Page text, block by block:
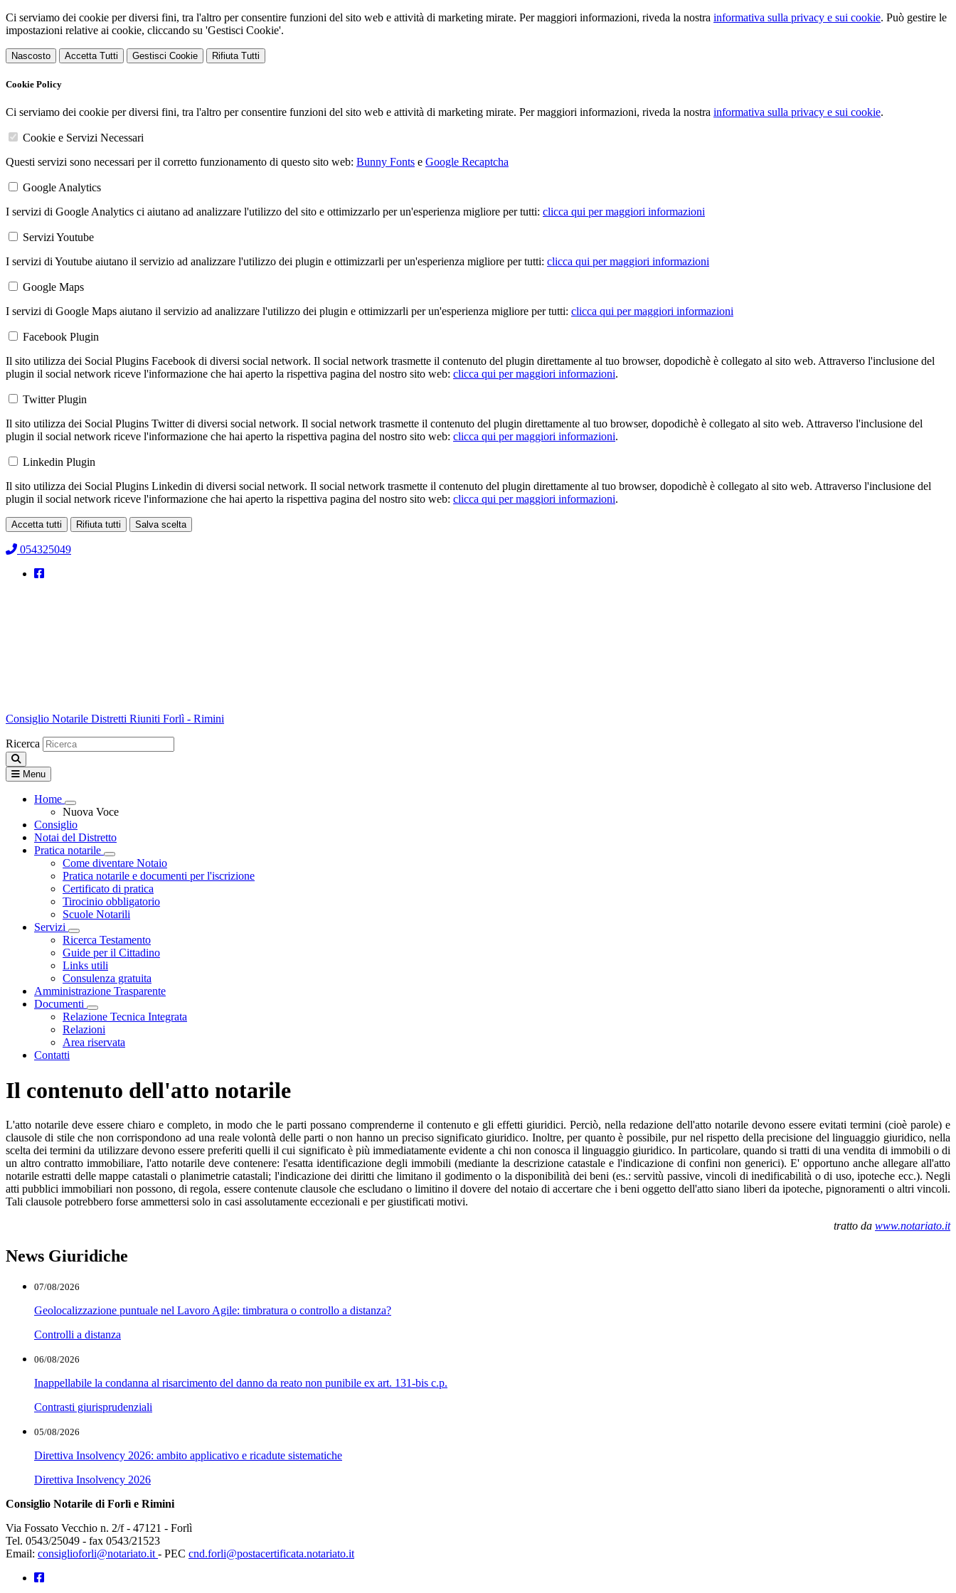
Ci serviamo dei cookie per diversi fini, tra l'altro per consentire funzioni del sito web e attività di marketing mirate. Per maggiori informazioni, riveda la nostra informativa sulla privacy e sui cookie. Può gestire le
impostazioni relative ai cookie, cliccando su 'Gestisci Cookie'.
Nascosto Accetta Tutti Gestisci Cookie Rifiuta Tutti
Cookie Policy
Ci serviamo dei cookie per diversi fini, tra l'altro per consentire funzioni del sito web e attività di marketing mirate. Per maggiori informazioni, riveda la nostra informativa sulla privacy e sui cookie.
Cookie e Servizi Necessari
Questi servizi sono necessari per il corretto funzionamento di questo sito web: Bunny Fonts e Google Recaptcha
Google Analytics
I servizi di Google Analytics ci aiutano ad analizzare l'utilizzo del sito e ottimizzarlo per un'esperienza migliore per tutti: clicca qui per maggiori informazioni
Servizi Youtube
I servizi di Youtube aiutano il servizio ad analizzare l'utilizzo dei plugin e ottimizzarli per un'esperienza migliore per tutti: clicca qui per maggiori informazioni
Google Maps
I servizi di Google Maps aiutano il servizio ad analizzare l'utilizzo dei plugin e ottimizzarli per un'esperienza migliore per tutti: clicca qui per maggiori informazioni
Facebook Plugin
Il sito utilizza dei Social Plugins Facebook di diversi social network. Il social network trasmette il contenuto del plugin direttamente al tuo browser, dopodichè è collegato al sito web. Attraverso l'inclusione del
plugin il social network riceve l'informazione che hai aperto la rispettiva pagina del nostro sito web: clicca qui per maggiori informazioni.
Twitter Plugin
Il sito utilizza dei Social Plugins Twitter di diversi social network. Il social network trasmette il contenuto del plugin direttamente al tuo browser, dopodichè è collegato al sito web. Attraverso l'inclusione del
plugin il social network riceve l'informazione che hai aperto la rispettiva pagina del nostro sito web: clicca qui per maggiori informazioni.
Linkedin Plugin
Il sito utilizza dei Social Plugins Linkedin di diversi social network. Il social network trasmette il contenuto del plugin direttamente al tuo browser, dopodichè è collegato al sito web. Attraverso l'inclusione del
plugin il social network riceve l'informazione che hai aperto la rispettiva pagina del nostro sito web: clicca qui per maggiori informazioni.
Accetta tutti Rifiuta tutti Salva scelta
054325049
Consiglio Notarile Distretti Riuniti Forlì - Rimini
Ricerca
Menu
Home
Visualizza menù di secondo livello
Nuova Voce
Consiglio
Notai del Distretto
Pratica notarile
Visualizza menù di secondo livello
Come diventare Notaio
Pratica notarile e documenti per l'iscrizione
Certificato di pratica
Tirocinio obbligatorio
Scuole Notarili
Servizi
Visualizza menù di secondo livello
Ricerca Testamento
Guide per il Cittadino
Links utili
Consulenza gratuita
Amministrazione Trasparente
Documenti
Visualizza menù di secondo livello
Relazione Tecnica Integrata
Relazioni
Area riservata
Contatti
Il contenuto dell'atto notarile
L'atto notarile deve essere chiaro e completo, in modo che le parti possano comprenderne il contenuto e gli effetti giuridici. Perciò, nella redazione dell'atto notarile devono essere evitati termini (cioè parole) e
clausole di stile che non corrispondono ad una reale volontà delle parti o non hanno un preciso significato giuridico. Inoltre, per quanto è possibile, pur nel rispetto della precisione del linguaggio giuridico, nella
scelta dei termini da utilizzare devono essere preferiti quelli il cui significato è più immediatamente evidente a chi non conosca il linguaggio giuridico. In particolare, quando si tratti di una vendita di immobili o di
un altro contratto immobiliare, l'atto notarile deve contenere: l'esatta identificazione degli immobili (mediante la descrizione catastale e l'indicazione di confini non generici). E' opportuno anche allegare all'atto
notarile estratti delle mappe catastali o planimetrie catastali; l'indicazione dei diritti che limitano il godimento o la disponibilità dei beni (es.: servitù passive, vincoli di inedificabilità o di uso, ipoteche ecc.). Negli
atti pubblici immobiliari non possono, di regola, essere contenute clausole che escludano o limitino il dovere del notaio di accertare che i beni oggetto dell'atto siano liberi da ipoteche, pignoramenti o altri vincoli.
Tali clausole potrebbero forse ammettersi solo in casi assolutamente eccezionali e per giustificati motivi.
tratto da www.notariato.it
News Giuridiche
07/08/2026
Geolocalizzazione puntuale nel Lavoro Agile: timbratura o controllo a distanza?
Controlli a distanza
06/08/2026
Inappellabile la condanna al risarcimento del danno da reato non punibile ex art. 131-bis c.p.
Contrasti giurisprudenziali
05/08/2026
Direttiva Insolvency 2026: ambito applicativo e ricadute sistematiche
Direttiva Insolvency 2026
Consiglio Notarile di Forlì e Rimini
Via Fossato Vecchio n. 2/f - 47121 - Forlì
Tel. 0543/25049 - fax 0543/21523
Email: consiglioforli@notariato.it - PEC cnd.forli@postacertificata.notariato.it